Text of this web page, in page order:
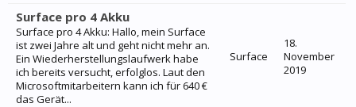
Surface pro 4 Akku
Surface pro 4 Akku: Hallo, mein Surface
ist zwei Jahre alt und geht nicht mehr an.
Ein Wiederherstellungslaufwerk habe
ich bereits versucht, erfolglos. Laut den
Microsoftmitarbeitern kann ich für 640 €
das Gerät...
Surface
18.
November
2019